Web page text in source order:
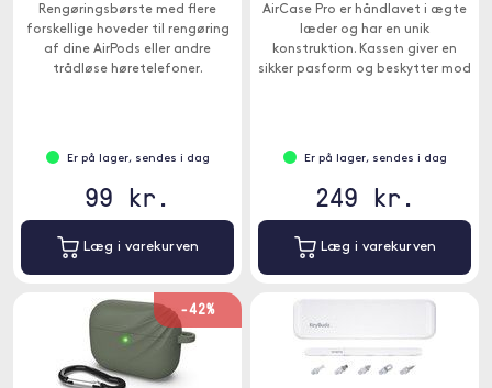
Rengøringsbørste med flere
forskellige hoveder til rengøring
af dine AirPods eller andre
trådløse høretelefoner.
Er på lager, sendes i dag
99 kr.
Læg i varekurven
AirCase Pro er håndlavet i ægte
læder og har en unik
konstruktion. Kassen giver en
sikker pasform og beskytter mod
Er på lager, sendes i dag
249 kr.
Læg i varekurven
-42%